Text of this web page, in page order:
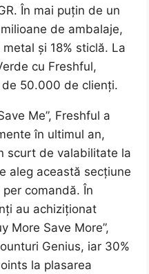
În mai puțin de un
de ambalaje,
și 18% sticlă. La
cu Freshful,
50.000 de clienți.
Me”, Freshful a
în ultimul an,
scurt de valabilitate la
aleg această secțiune
comandă. În
au achiziționat
More Save More”,
Genius, iar 30%
la plasarea